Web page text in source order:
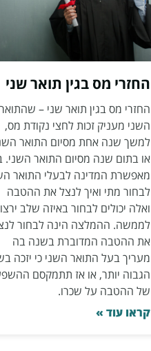
החזרי מס בגין תואר שני
החזרי מס בגין תואר שני – שהתואר
השני מעניק זכות לחצי נקודת מס,
למשך שנה אחת מסיום התואר
או בתום שנה מסיום התואר השני.
מאפשרת המדינה לבעלי התואר
לבחור מתי ואיך לנצל את ההטבה
ואלה יכולים לבחור באיזה שלב ירצו
לממשה. ההמלצה הינה לבחור
את ההטבה המדוברת בשנה בה
מעריך בעל התואר השני כי יזכה
הגבוה יותר, או אז תתמקסם
של ההטבה על שכרו.
קראו עוד »